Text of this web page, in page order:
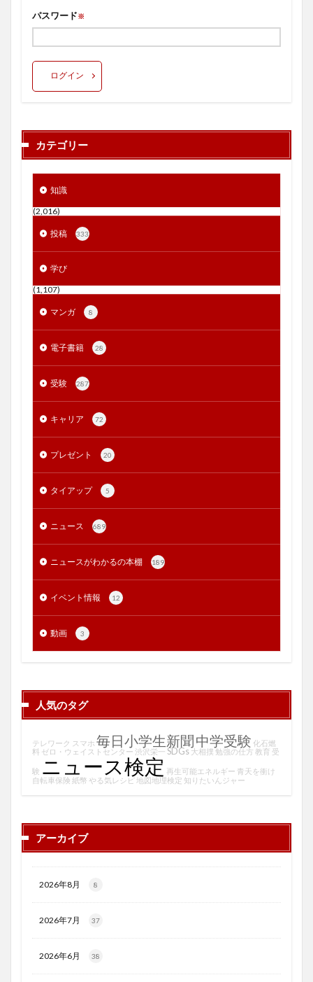
パスワード※
ログイン
カテゴリー
知識
(2,016)
投稿 333
学び
(1,107)
マンガ 8
電子書籍 28
受験 287
キャリア 72
プレゼント 20
タイアップ 5
ニュース 689
ニュースがわかるの本棚 189
イベント情報 12
動画 3
人気のタグ
テレワーク スマホ 毎日小学生新聞中学受験 化石燃
料 ゼロ・ウェイストセンター 渋沢栄一 SDGs大相撲 勉強の仕方 教育 受
験 ニュース検定 再生可能エネルギー 青天を衝け
自転車保険 紙幣 やる気レシピ 地図地理検定 知りたいんジャー
アーカイブ
2026年8月 8
2026年7月 37
2026年6月 38